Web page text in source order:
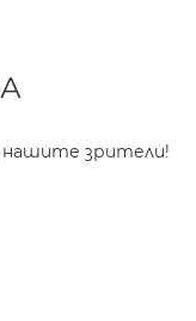
нашите зрители!